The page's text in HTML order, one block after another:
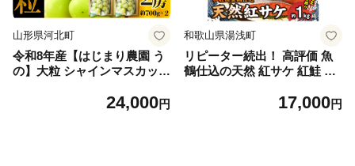
山形県河北町
令和8年産【はじまり農園 う
の】大粒 シャインマスカット
河北町産 【河北町観光物産協
24,000円
和歌山県湯浅町
リピーター続出！ 高評価 魚
鶴仕込の天然 紅サケ 紅鮭 鮭
レビュー高評価 小分け 真空
17,000円